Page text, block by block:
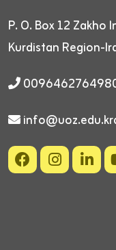
P. O. Box 12 Zakho
Kurdistan Region-